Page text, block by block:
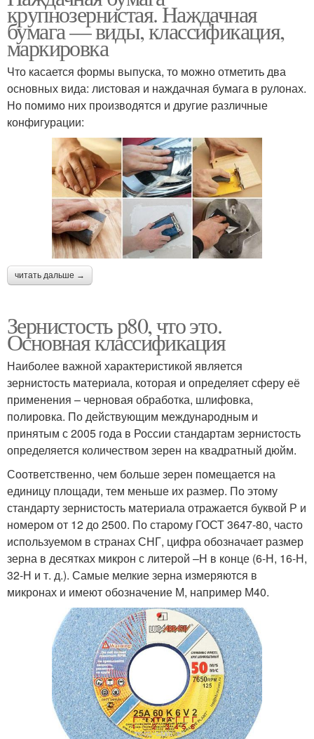
крупнозернистая. Наждачная
бумага — виды, классификация,
маркировка
Что касается формы выпуска, то можно отметить два
основных вида: листовая и наждачная бумага в рулонах.
Но помимо них производятся и другие различные
конфигурации:
читать дальше →
Зернистость р80, что это.
Основная классификация
Наиболее важной характеристикой является
зернистость материала, которая и определяет сферу её
применения – черновая обработка, шлифовка,
полировка. По действующим международным и
принятым с 2005 года в России стандартам зернистость
определяется количеством зерен на квадратный дюйм.
Соответственно, чем больше зерен помещается на
единицу площади, тем меньше их размер. По этому
стандарту зернистость материала отражается буквой Р и
номером от 12 до 2500. По старому ГОСТ 3647-80, часто
используемом в странах СНГ, цифра обозначает размер
зерна в десятках микрон с литерой –Н в конце (6-Н, 16-Н,
32-Н и т. д.). Самые мелкие зерна измеряются в
микронах и имеют обозначение М, например М40.